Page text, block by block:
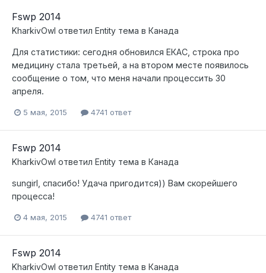
Fswp 2014
KharkivOwl ответил Entity тема в Канада
Для статистики: сегодня обновился ЕКАС, строка про
медицину стала третьей, а на втором месте появилось
сообщение о том, что меня начали процессить 30
апреля.
5 мая, 2015 4741 ответ
Fswp 2014
KharkivOwl ответил Entity тема в Канада
sungirl, спасибо! Удача пригодится)) Вам скорейшего
процесса!
4 мая, 2015 4741 ответ
Fswp 2014
KharkivOwl ответил Entity тема в Канада